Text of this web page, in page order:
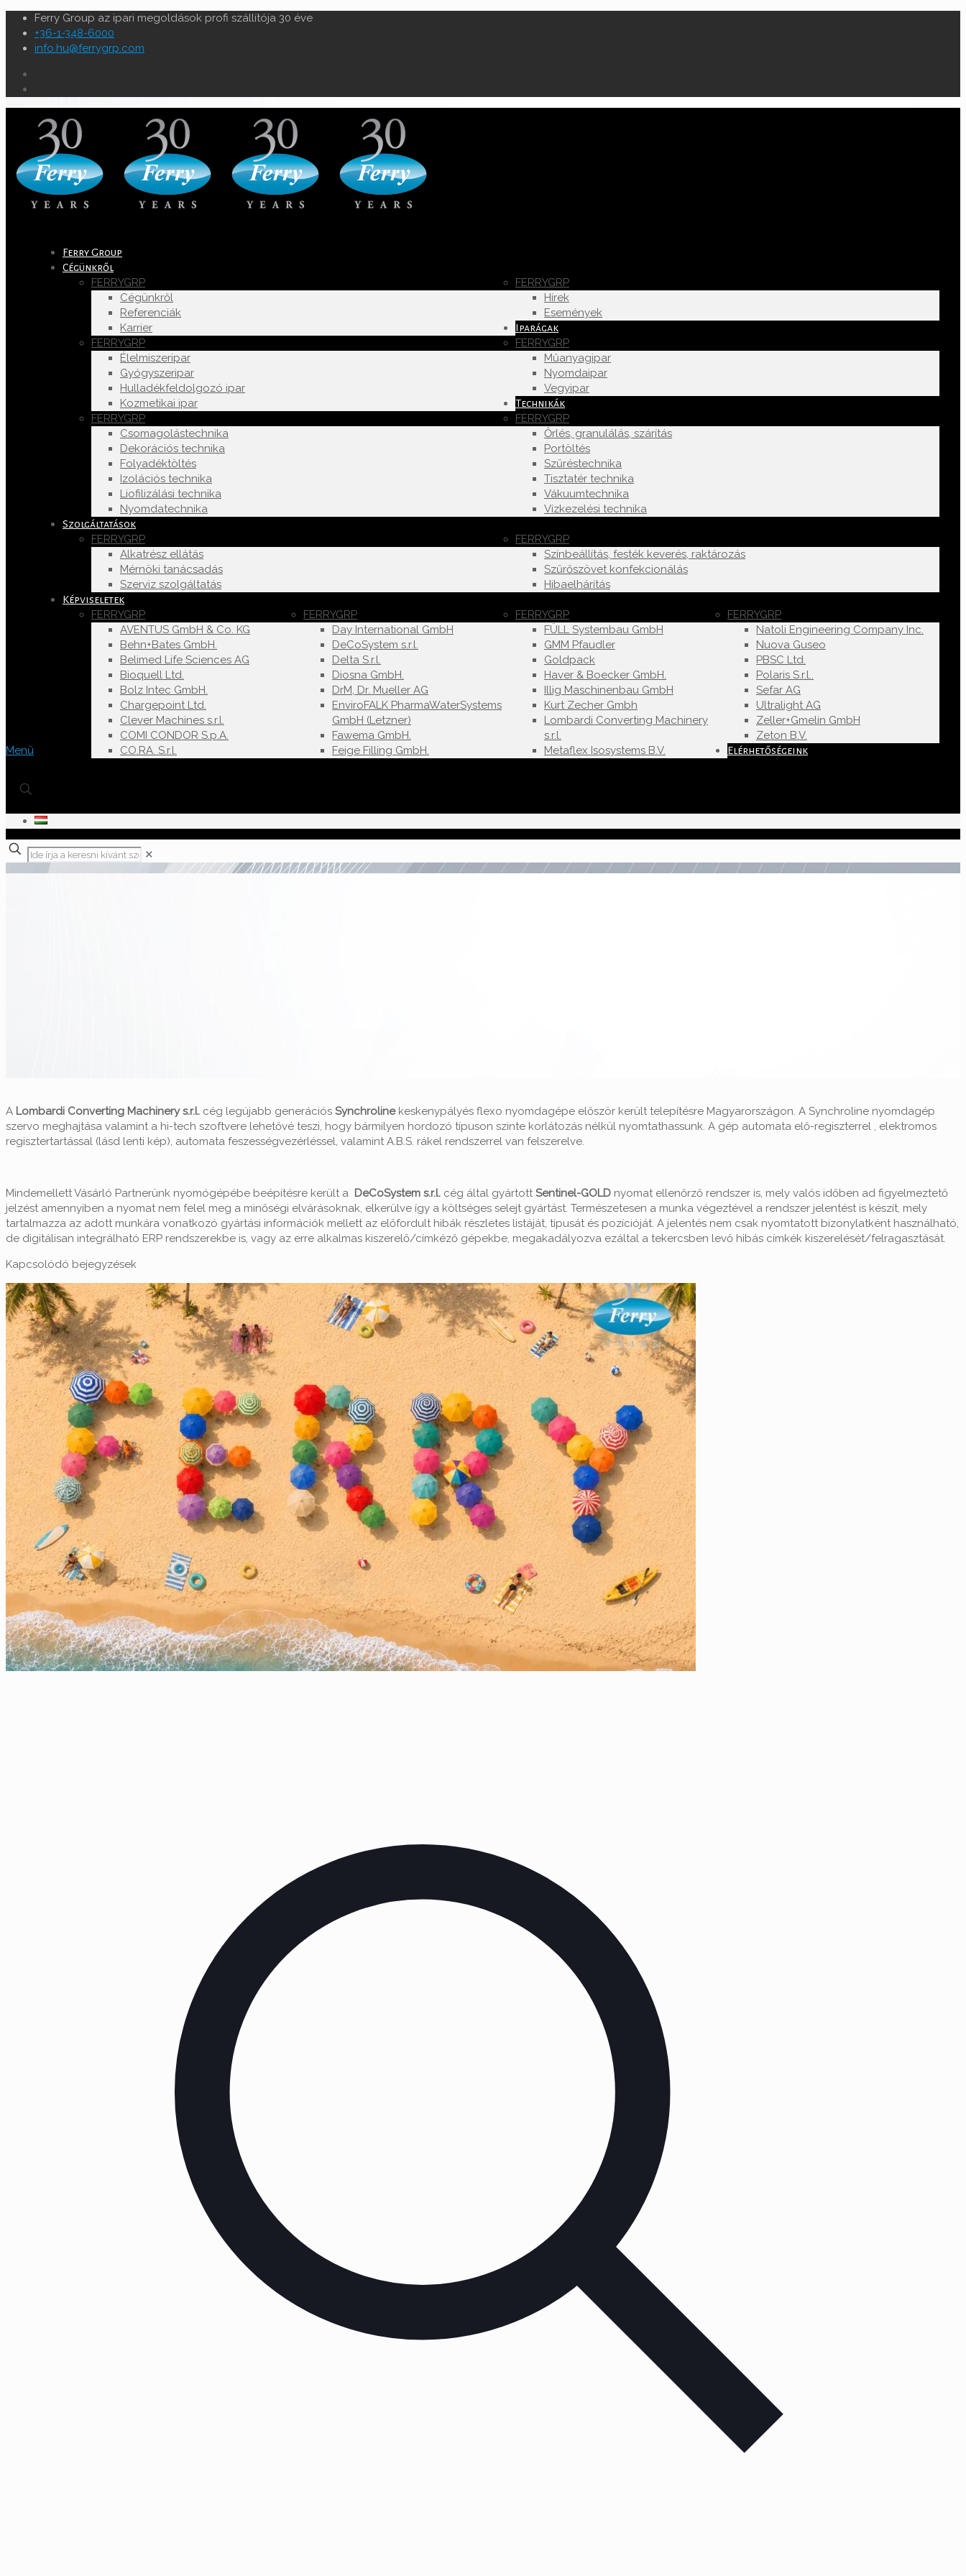
Ferry Group az ipari megoldások profi szállítója 30 éve
+36-1-348-6000
info.hu@ferrygrp.com
Menü
Ferry Group
Cégünkről
FERRYGRP
Cégünkről
Referenciák
Karrier
FERRYGRP
Hírek
Események
Iparágak
FERRYGRP
Élelmiszeripar
Gyógyszeripar
Hulladékfeldolgozó ipar
Kozmetikai ipar
FERRYGRP
Műanyagipar
Nyomdaipar
Vegyipar
Technikák
FERRYGRP
Csomagolástechnika
Dekorációs technika
Folyadéktöltés
Izolációs technika
Liofilizálási technika
Nyomdatechnika
FERRYGRP
Őrlés, granulálás, szárítás
Portöltés
Szűréstechnika
Tisztatér technika
Vákuumtechnika
Vízkezelési technika
Szolgáltatások
FERRYGRP
Alkatrész ellátás
Mérnöki tanácsadás
Szerviz szolgáltatás
FERRYGRP
Színbeállítás, festék keverés, raktározás
Szűrőszövet konfekcionálás
Hibaelhárítás
Képviseletek
FERRYGRP
AVENTUS GmbH & Co. KG
Behn+Bates GmbH.
Belimed Life Sciences AG
Bioquell Ltd.
Bolz Intec GmbH.
Chargepoint Ltd.
Clever Machines s.r.l.
COMI CONDOR S.p.A.
CO.RA. S.r.l.
FERRYGRP
Day International GmbH
DeCoSystem s.r.l.
Delta S.r.l.
Diosna GmbH.
DrM, Dr. Mueller AG
EnviroFALK PharmaWaterSystems
GmbH (Letzner)
Fawema GmbH.
Feige Filling GmbH.
FERRYGRP
FÜLL Systembau GmbH
GMM Pfaudler
Goldpack
Haver & Boecker GmbH.
Illig Maschinenbau GmbH
Kurt Zecher Gmbh
Lombardi Converting Machinery
s.r.l.
Metaflex Isosystems B.V.
FERRYGRP
Natoli Engineering Company Inc.
Nuova Guseo
PBSC Ltd.
Polaris S.r.l..
Sefar AG
Ultralight AG
Zeller+Gmelin GmbH
Zeton B.V.
Elérhetőségeink
✕
A Lombardi Converting Machinery s.r.l. cég legújabb generációs Synchrolinekeskenypályés flexo nyomdagépe először került telepítésre Magyarországon. A Synchroline nyomdagép
szervo meghajtása valamint a hi-tech szoftvere lehetővé teszi, hogy bármilyen hordozó típuson szinte korlátozás nélkül nyomtathassunk. A gép automata elő-regiszterrel , elektromos
regisztertartással (lásd lenti kép), automata feszességvezérléssel, valamint A.B.S. rákel rendszerrel van felszerelve.
Mindemellett Vásárló Partnerünk nyomógépébe beépítésre került a DeCoSystem s.r.l. cég által gyártottSentinel-GOLD nyomat ellenőrző rendszer is, mely valós időben ad figyelmeztető
jelzést amennyiben a nyomat nem felel meg a minőségi elvárásoknak, elkerülve így a költséges selejt gyártást. Természetesen a munka végeztével a rendszer jelentést is készít, mely
tartalmazza az adott munkára vonatkozó gyártási információk mellett az előfordult hibák részletes listáját, típusát és pozícióját. A jelentés nem csak nyomtatott bizonylatként használható,
de digitálisan integrálható ERP rendszerekbe is, vagy az erre alkalmas kiszerelő/címkéző gépekbe, megakadályozva ezáltal a tekercsben levő hibás címkék kiszerelését/felragasztását.
Kapcsolódó bejegyzések